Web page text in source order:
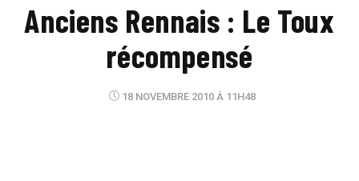
Anciens Rennais : Le Toux
récompensé
18 NOVEMBRE 2010 À 11H48